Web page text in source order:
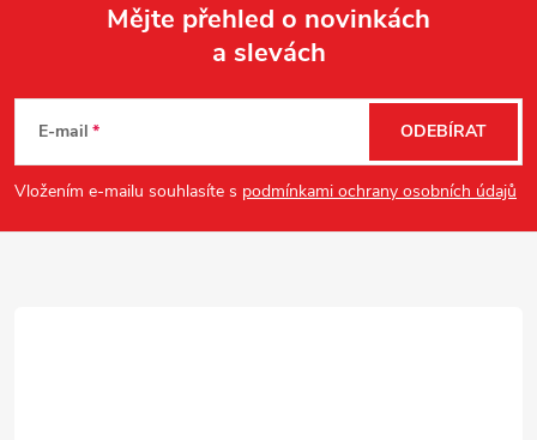
p
a
Mějte přehled o novinkách
a slevách
E-mail
Vložením e-mailu souhlasíte s podmínkami ochrany osobních údajů
ODEBÍRAT